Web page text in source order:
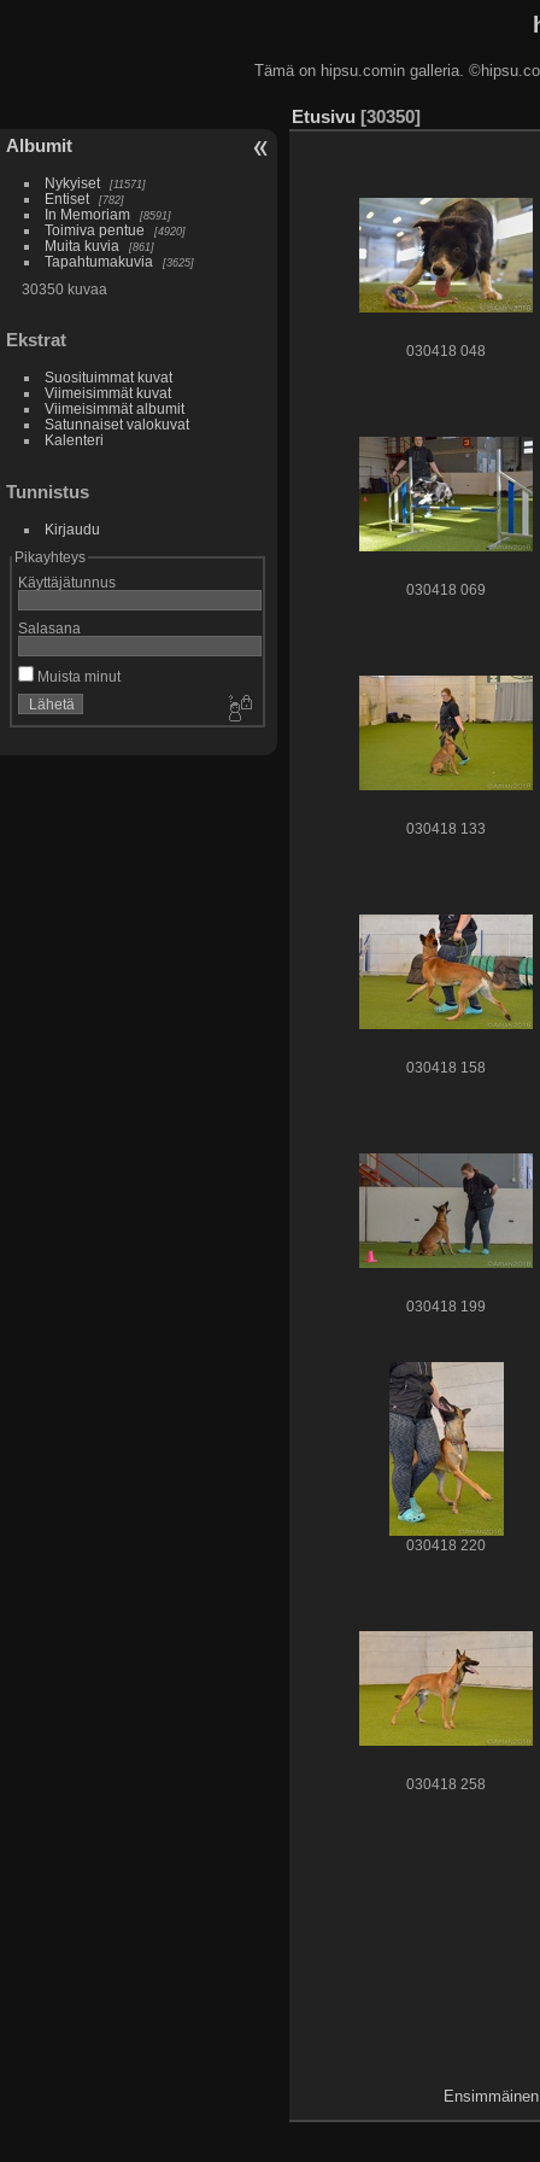
Tämä on hipsu.comin galleria.
Albumit
Nykyiset 11571
Entiset 782
In Memoriam 8591
Toimiva pentue 4920
Muita kuvia 861
Tapahtumakuvia 3625
30350 kuvaa
Ekstrat
Suosituimmat kuvat
Viimeisimmät kuvat
Viimeisimmät albumit
Satunnaiset valokuvat
Kalenteri
Tunnistus
Kirjaudu
Pikayhteys
Käyttäjätunnus
Salasana
Muista minut
Etusivu 30350
030418 048
030418 069
030418 133
030418 158
030418 199
030418 220
030418 258
Ensimmäinen